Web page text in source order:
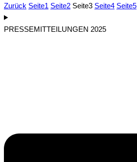
Zurück Seite1 Seite2 Seite3 Seite4 Seite5
PRESSEMITTEILUNGEN 2025